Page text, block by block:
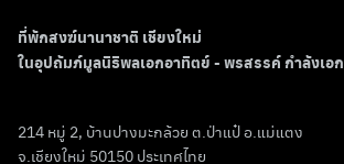
ที่พักสงฆ์นานาชาติ เชียงใหม่
ในอุปถัมภ์มูลนิธิพลเอกอาทิตย์ - พรสรรค์ กำลังเอก
214 หมู่ 2, บ้านปางมะกล้วย ต.ป่าแป๋ อ.แม่แตง
จ.เชียงใหม่ 50150 ประเทศไทย